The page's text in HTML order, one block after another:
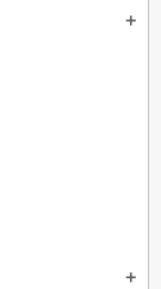
add
add